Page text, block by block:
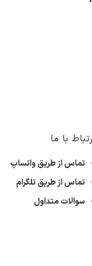
با ما
تماس از طریق واتساپ
تماس از طریق تلگرام
سوالات متداول